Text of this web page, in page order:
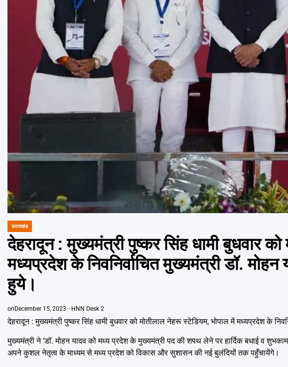
POSTED
IN
उत्तराखंड
देहरादून : मुख्यमंत्री पुष्कर सिंह धामी बुधवार
मध्यप्रदेश के निवनिर्वाचित मुख्यमंत्री डॉ.
हुये।
on December 15, 2023 HNN Desk 2
देहरादून : मुख्यमंत्री पुष्कर सिंह धामी बुधवार को मोतीलाल नेहरू स्टेडियम, भोपाल में मध्यप्रदेश के
मुख्यमंत्री ने ‘डॉ. मोहन यादव को मध्य प्रदेश के मुख्यमंत्री पद की शपथ लेने पर हार्दिक बधाई व
अपने कुशल नेतृत्व के माध्यम से मध्य प्रदेश को विकास और सुशासन की नई बुलंदियों तक पहुँचायेंगे।